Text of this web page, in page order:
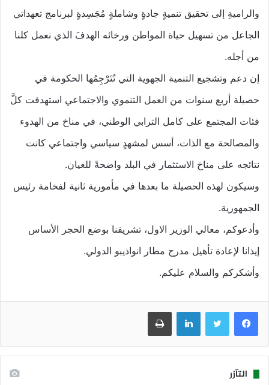
والراميةِ إلى تحقيق تنميةٍ جادةٍ وشاملةٍ مُجَسِدةٍ لبرنامج تعهداتي
الجاعل من تسهيل حياة المواطن ورخائه الهدفَ الذي نعمل كلنا
من أجله.
إن دعم وتشجيع التنمية الجهوية التي تُتَرْجِمُها الحكومة في
حصيلة أربع سنوات من العمل التنموي والاجتماعي استهدفت كلَّ
فئات المجتمع على كامل الترابي الوطني، في مناخ من الهدوء
والمصالحة مع الذات، أسس لمشهدٍ سياسي واجتماعي كانت
نتائجه على مناخ الاستثمار في البلد واضحةً للعيان.
وسيكون لهذه الحصيلة ما بعدها في مأمورية ثانية لفخامة رئيس
الجمهورية.
وأدعوكم، معالي الوزير الاول، تشريفنا بوضع الحجر الأساس
إيذانا لإعادة تأهيل مدرج مطار انواذيبو الدولي.
وأشكركم والسلام عليكم.
فيسبوك تويتر لينكدإن طباعة
التآزر